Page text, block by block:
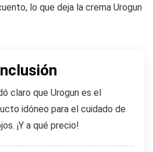
lo que deja la crema Urogun
claro que Urogun es el
idóneo para el cuidado de
¡Y a qué precio!